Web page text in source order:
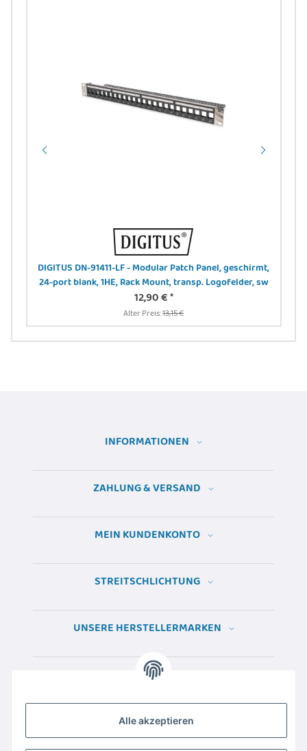
Alle akzeptieren
DIGITUS DN-91411-LF - Modular Patch Panel, geschirmt,
24-port blank, 1HE, Rack Mount, transp. Logofelder, sw
12,90 €*
Alter Preis:13,15 €
INFORMATIONEN
ZAHLUNG & VERSAND
MEIN KUNDENKONTO
STREITSCHLICHTUNG
UNSERE HERSTELLERMARKEN